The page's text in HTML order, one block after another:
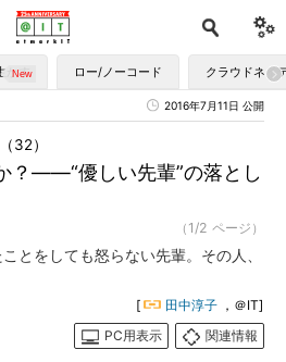
かす ロー/ノーコード クラウドネイ
2016年7月11日 公開
？――“優しい先輩”の落とし
32）
（1/2 ページ）
とをしても怒らない先輩。その人、
[ 田中淳子 ，＠IT]
PC用表示
関連情報